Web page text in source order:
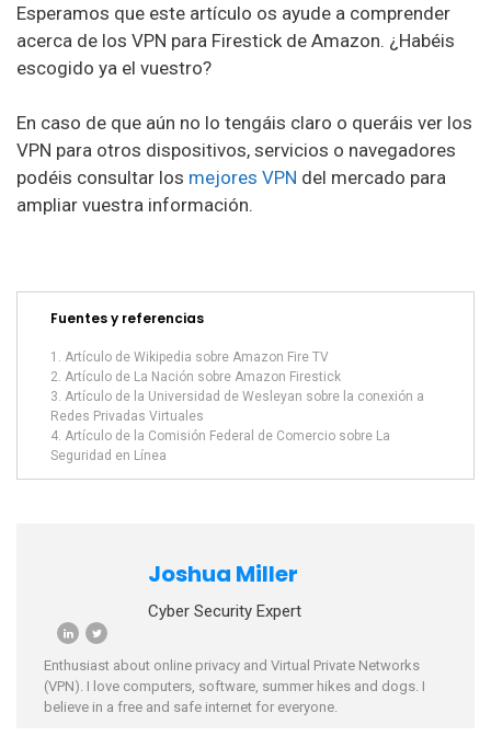
Esperamos que este artículo os ayude a comprender
acerca de los VPN para Firestick de Amazon. ¿Habéis
escogido ya el vuestro?
En caso de que aún no lo tengáis claro o queráis ver los
VPN para otros dispositivos, servicios o navegadores
podéis consultar los mejores VPN del mercado para
ampliar vuestra información.
Fuentes y referencias
Artículo de Wikipedia sobre Amazon Fire TV
Artículo de La Nación sobre Amazon Firestick
Artículo de la Universidad de Wesleyan sobre la conexión a
Redes Privadas Virtuales
Artículo de la Comisión Federal de Comercio sobre La
Seguridad en Línea
Joshua Miller
Cyber Security Expert
Enthusiast about online privacy and Virtual Private Networks
(VPN). I love computers, software, summer hikes and dogs. I
believe in a free and safe internet for everyone.